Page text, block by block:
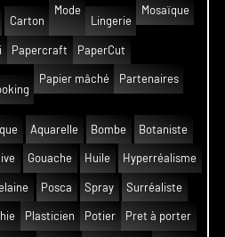
Carton
Mode
Lingerie
Mosaïque
Papercraft PaperCut
Papier mâché Partenaires
Aquarelle Bombe Botaniste
Gouache Huile Hyperréalisme
Posca Spray Surréaliste
Plasticien Potier Pret à porter